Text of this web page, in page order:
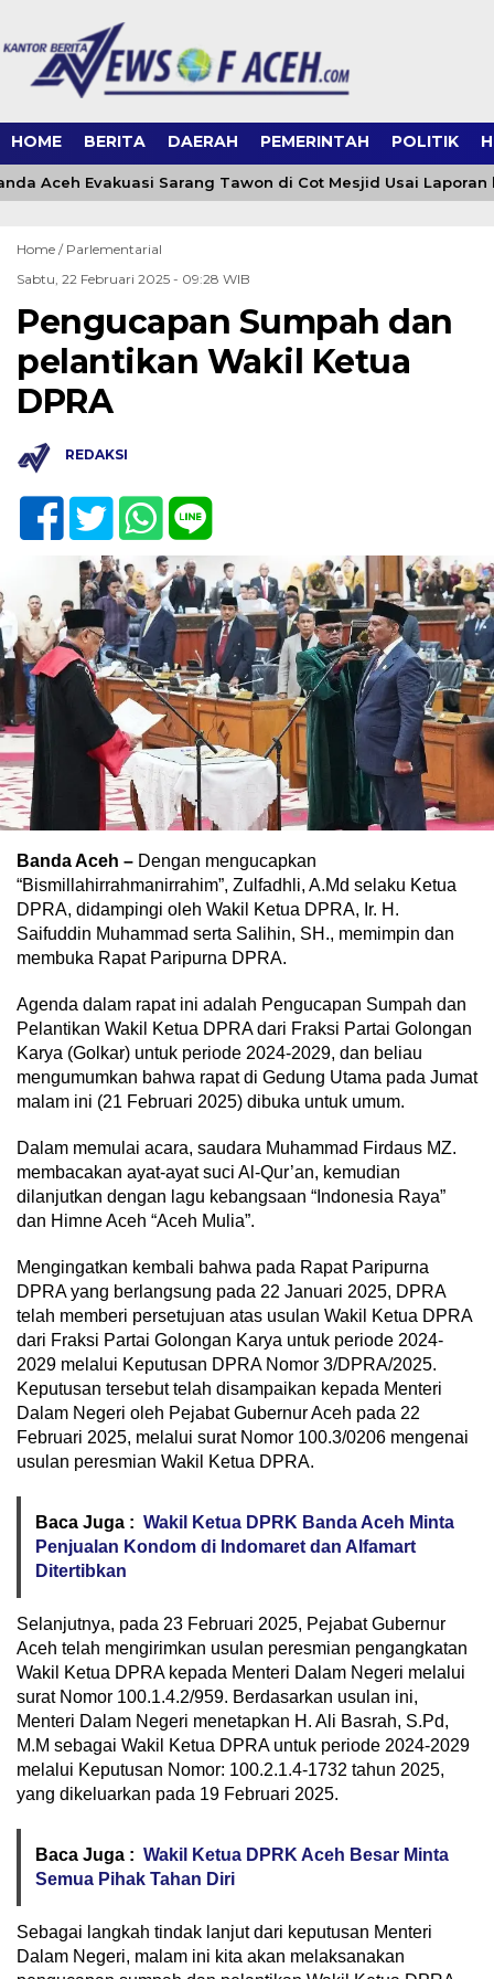
HOME BERITA DAERAH PEMERINTAH POLITIK
Aceh Evakuasi Sarang Tawon di Cot Mesjid Usai Laporan
Home / Parlementarial
Sabtu, 22 Februari 2025 - 09:28 WIB
Pengucapan Sumpah dan
pelantikan Wakil Ketua
DPRA
REDAKSI
Banda Aceh – Dengan mengucapkan
“Bismillahirrahmanirrahim”, Zulfadhli, A.Md selaku Ketua
DPRA, didampingi oleh Wakil Ketua DPRA, Ir. H.
Saifuddin Muhammad serta Salihin, SH., memimpin dan
membuka Rapat Paripurna DPRA.
Agenda dalam rapat ini adalah Pengucapan Sumpah dan
Pelantikan Wakil Ketua DPRA dari Fraksi Partai Golongan
Karya (Golkar) untuk periode 2024-2029, dan beliau
mengumumkan bahwa rapat di Gedung Utama pada Jumat
malam ini (21 Februari 2025) dibuka untuk umum.
Dalam memulai acara, saudara Muhammad Firdaus MZ.
membacakan ayat-ayat suci Al-Qur’an, kemudian
dilanjutkan dengan lagu kebangsaan “Indonesia Raya”
dan Himne Aceh “Aceh Mulia”.
Mengingatkan kembali bahwa pada Rapat Paripurna
DPRA yang berlangsung pada 22 Januari 2025, DPRA
telah memberi persetujuan atas usulan Wakil Ketua DPRA
dari Fraksi Partai Golongan Karya untuk periode 2024-
2029 melalui Keputusan DPRA Nomor 3/DPRA/2025.
Keputusan tersebut telah disampaikan kepada Menteri
Dalam Negeri oleh Pejabat Gubernur Aceh pada 22
Februari 2025, melalui surat Nomor 100.3/0206 mengenai
usulan peresmian Wakil Ketua DPRA.
Baca Juga : Wakil Ketua DPRK Banda Aceh Minta
Penjualan Kondom di Indomaret dan Alfamart
Ditertibkan
Selanjutnya, pada 23 Februari 2025, Pejabat Gubernur
Aceh telah mengirimkan usulan peresmian pengangkatan
Wakil Ketua DPRA kepada Menteri Dalam Negeri melalui
surat Nomor 100.1.4.2/959. Berdasarkan usulan ini,
Menteri Dalam Negeri menetapkan H. Ali Basrah, S.Pd,
M.M sebagai Wakil Ketua DPRA untuk periode 2024-2029
melalui Keputusan Nomor: 100.2.1.4-1732 tahun 2025,
yang dikeluarkan pada 19 Februari 2025.
Baca Juga : Wakil Ketua DPRK Aceh Besar Minta
Semua Pihak Tahan Diri
Sebagai langkah tindak lanjut dari keputusan Menteri
Dalam Negeri, malam ini kita akan melaksanakan